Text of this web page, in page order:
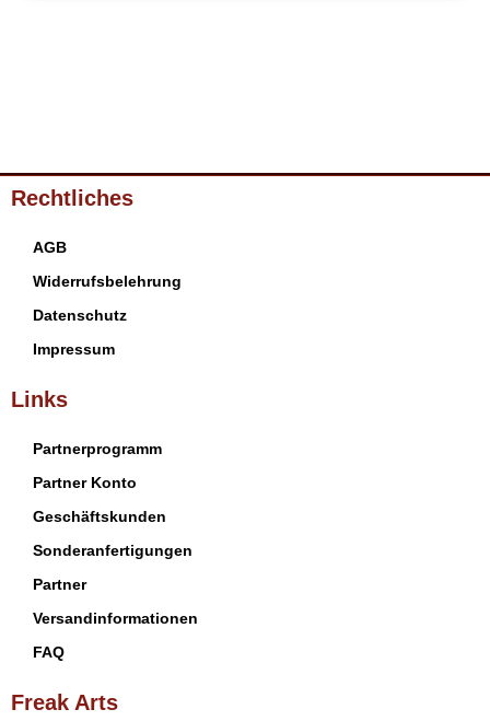
Rechtliches
AGB
Widerrufsbelehrung
Datenschutz
Impressum
Links
Partnerprogramm
Partner Konto
Geschäftskunden
Sonderanfertigungen
Partner
Versandinformationen
FAQ
Freak Arts